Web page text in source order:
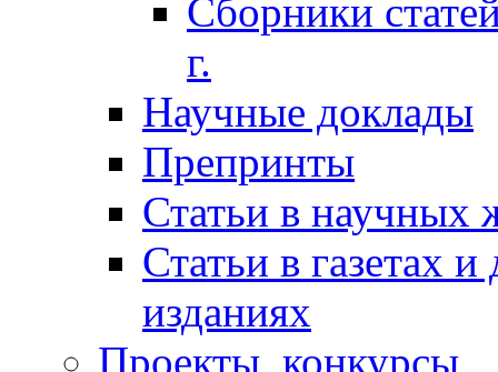
Сборники
г.
Научные доклады
Препринты
Статьи в научных
Статьи в газетах
изданиях
Проекты, конкурсы